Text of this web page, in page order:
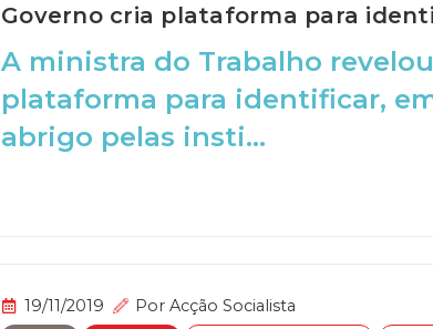
Governo cria plataforma para
A ministra do Trabalho
plataforma para identificar,
abrigo pelas insti...
19/11/2019 Por Acção Socialista